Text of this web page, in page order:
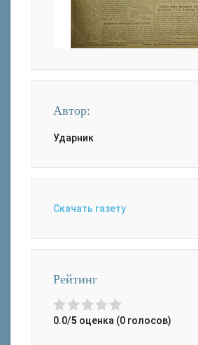
Автор:
Ударник
Скачать газету
Рейтинг
0.0/5 оценка (0 голосов)